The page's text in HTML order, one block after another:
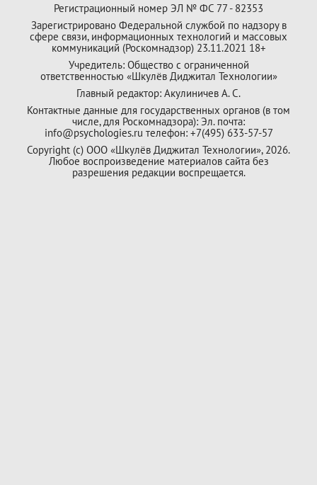
Регистрационный номер ЭЛ № ФС 77 - 82353
Зарегистрировано Федеральной службой по надзору в
сфере связи, информационных технологий и массовых
коммуникаций (Роскомнадзор) 23.11.2021 18+
Учредитель: Общество с ограниченной
ответственностью «Шкулёв Диджитал Технологии»
Главный редактор: Акулиничев А. С.
Контактные данные для государственных органов (в том
числе, для Роскомнадзора): Эл. почта:
info@psychologies.ru телефон: +7(495) 633-57-57
Copyright (с) ООО «Шкулёв Диджитал Технологии», 2026.
Любое воспроизведение материалов сайта без
разрешения редакции воспрещается.